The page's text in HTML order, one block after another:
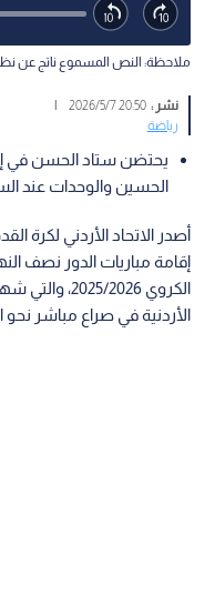
ملاحظة: النص المسموع ناتج عن
نشر :20:50 2026/5/7
|
رياضة
يحتضن ستاد الحسن في
الحسين والوحدات عند
أصدر الاتحاد الأردني لكرة
إقامة مباريات الدور نصف
الكروي 2025/
الأردنية في صراع مباشر نحو